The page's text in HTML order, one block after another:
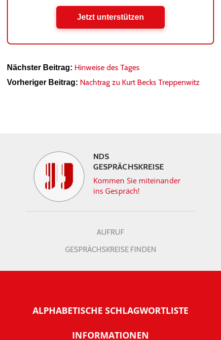
Jetzt unterstützen
Nächster Beitrag: Hinweise des Tages
Vorheriger Beitrag: Nachtrag zu Kurt Becks Treppenwitz
NDS
GESPRÄCHSKREISE
Kommen Sie miteinander
ins Gespräch!
AUFRUF
GESPRÄCHSKREISE FINDEN
ALPHABETISCHE SCHLAGWORTLISTE
INFORMATIONEN